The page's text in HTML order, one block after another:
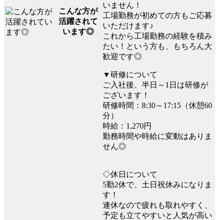
こんな方が
活躍されて
います◎
いません！
工場勤務が初めての方もご応募
いただけます♪
これから工場勤務の経験を積み
たい！という方も、もちろん大
歓迎です◎
▼研修について
ご入社後、半日～1日は研修が
ございます！
研修時間：8:30～17:15（休憩60
分）
時給：1,270円
勤務時間や時給に変動はありま
せん◎
◇休日について
5勤2休で、土日祝休みになりま
す！
連休なので疲れも取れやすく、
予定も立てやすいと人気が高い